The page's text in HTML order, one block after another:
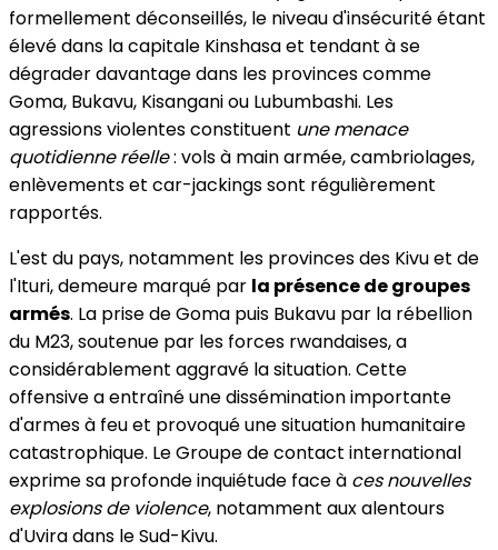
formellement déconseillés, le niveau d'insécurité étant
élevé dans la capitale Kinshasa et tendant à se
dégrader davantage dans les provinces comme
Goma, Bukavu, Kisangani ou Lubumbashi. Les
agressions violentes constituent une menace
quotidienne réelle: vols à main armée, cambriolages,
enlèvements et car-jackings sont régulièrement
rapportés.
L'est du pays, notamment les provinces des Kivu et de
l'Ituri, demeure marqué par la présence de groupes
armés. La prise de Goma puis Bukavu par la rébellion
du M23, soutenue par les forces rwandaises, a
considérablement aggravé la situation. Cette
offensive a entraîné une dissémination importante
d'armes à feu et provoqué une situation humanitaire
catastrophique. Le Groupe de contact international
exprime sa profonde inquiétude face à ces nouvelles
explosions de violence, notamment aux alentours
d'Uvira dans le Sud-Kivu.